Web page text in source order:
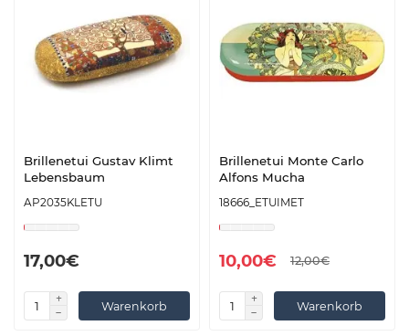
Brillenetui Gustav Klimt
Lebensbaum
AP2035KLETU
17,00€
Warenkorb
Brillenetui Monte Carlo
Alfons Mucha
18666_ETUIMET
10,00€ 12,00€
Warenkorb